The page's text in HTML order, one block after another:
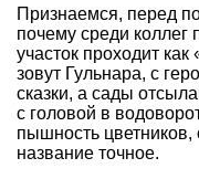
Признаемся, перед
почему среди
участок проходит
зовут Гульнара, с
сказки, а сады
с головой в
пышность цветников,
название точное.